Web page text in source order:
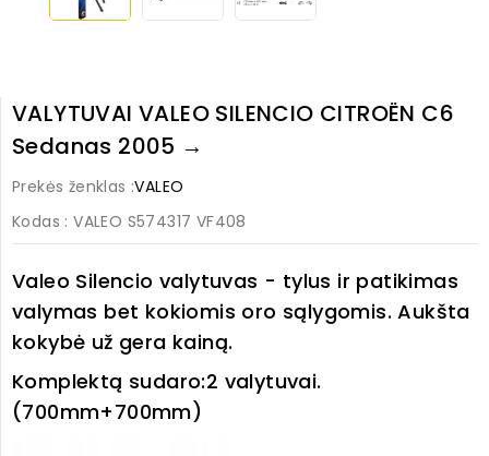
VALYTUVAI VALEO SILENCIO CITROËN C6
Sedanas 2005 →
Prekės ženklas :VALEO
Kodas : VALEO S574317 VF408
Valeo Silencio valytuvas - tylus ir patikimas
valymas bet kokiomis oro sąlygomis. Aukšta
kokybė už gera kainą.
Komplektą sudaro:2 valytuvai.
(700mm+700mm)